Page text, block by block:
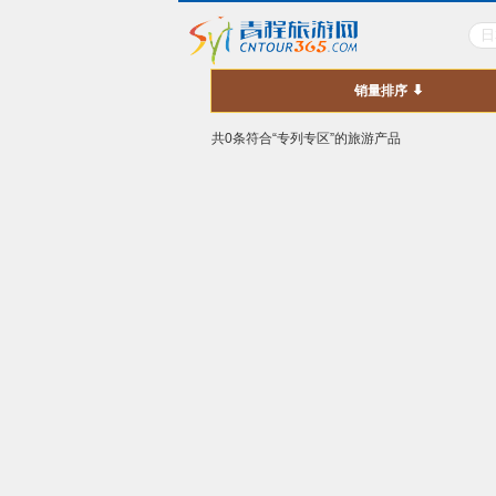
销量排序
共0条符合“专列专区”的旅游产品